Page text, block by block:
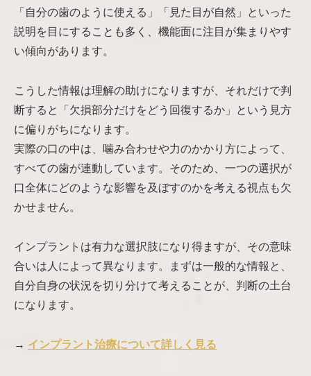
「自分の歯のように使える」「見た目が自然」といった
説明を目にすることも多く、機能面に注目が集まりやす
い傾向があります。
こうした情報は理解の助けになりますが、それだけで判
断すると「欠損部分だけをどう回復するか」という見方
に偏りがちになります。
実際の口の中は、噛み合わせや力のかかり方によって、
すべての歯が連動しています。そのため、一つの選択が
口全体にどのような影響を及ぼすのかを考える視点も欠
かせません。
インプラントは有力な選択肢になり得ますが、その意味
合いは人によって異なります。まずは一般的な情報と、
自分自身の状況を切り分けて考えることが、判断の土台
になります。
→ インプラント治療について詳しく見る